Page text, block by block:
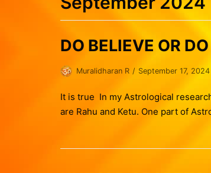
DO BELIEVE OR
Muralidharan R September 17, 2024
It is true In my Astrological
are Rahu and Ketu. One part of